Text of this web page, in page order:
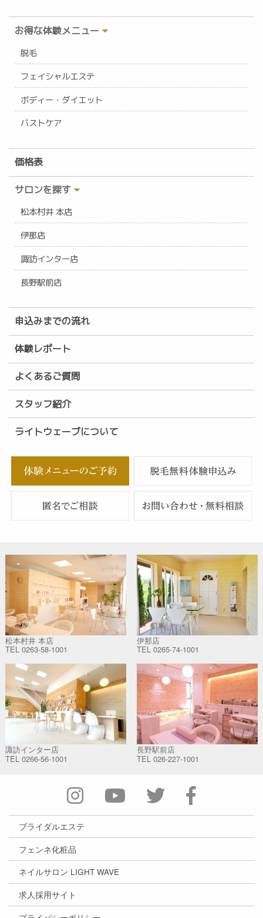
お得な体験メニュー
脱毛
フェイシャルエステ
ボディー・ダイエット
バストケア
価格表
サロンを探す
松本村井 本店
伊那店
諏訪インター店
長野駅前店
申込みまでの流れ
体験レポート
よくあるご質問
スタッフ紹介
ライトウェーブについて
松本村井 本店
TEL 0263-58-1001
伊那店
TEL 0265-74-1001
諏訪インター店
TEL 0266-56-1001
長野駅前店
TEL 026-227-1001
ブライダルエステ
フェンネ化粧品
ネイルサロン LIGHT WAVE
求人採用サイト